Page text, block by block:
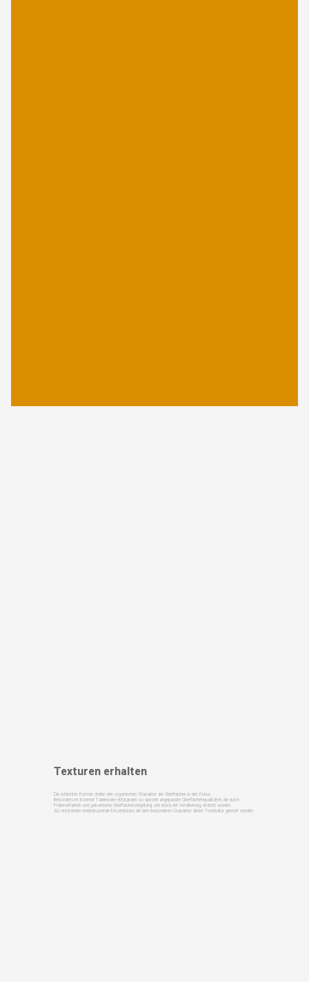
Texturen erhalten
Die schlichten Formen stellen den organischen Charakter der Oberflächen in den Fokus.
Besonders im Kontext Tableware entstanden so speziell angepasste Oberflächenqualitäten, die durch
Polierverfahren und galvanische Oberflächenvergütung, wie etwa der Versilberung, erreicht wurden.
So entstanden beeindruckende Einzelstücke, die dem besonderen Charakter dieser Tischkultur gerecht werden.